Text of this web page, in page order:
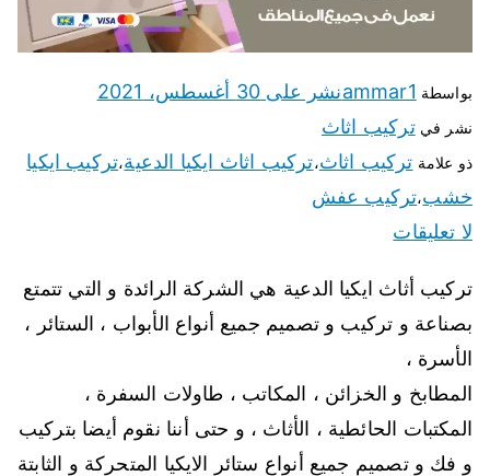
بواسطة ammar1نشر على 30 أغسطس، 2021
نشر فيتركيب اثاث
ذو علامة تركيب اثاث،تركيب اثاث ايكيا الدعية،تركيب ايكيا
خشب،تركيب عفش
لا تعليقات
تركيب أثاث ايكيا الدعية هي الشركة الرائدة و التي تتمتع
بصناعة و تركيب و تصميم جميع أنواع الأبواب ، الستائر ،
الأسرة ،
المطابخ و الخزائن ، المكاتب ، طاولات السفرة ،
المكتبات الحائطية ، الأثاث ، و حتى أننا نقوم أيضا بتركيب
و فك و تصميم جميع أنواع ستائر الايكيا المتحركة و الثابتة